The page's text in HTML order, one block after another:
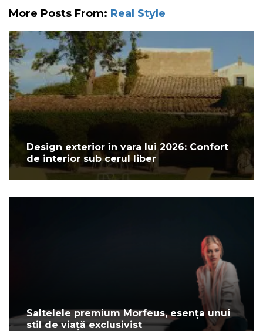
More Posts From: Real Style
Design exterior în vara lui 2026: Confort
de interior sub cerul liber
Saltelele premium Morfeus, esența unui
stil de viață exclusivist